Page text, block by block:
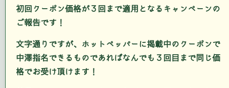
初回クーポン価格が３回まで適用となるキャンペーンの
ご報告です！
文字通りですが、ホットペッパーに掲載中のクーポンで
中澤指名できるものであればなんでも３回目まで同じ価
格でお受け頂けます！